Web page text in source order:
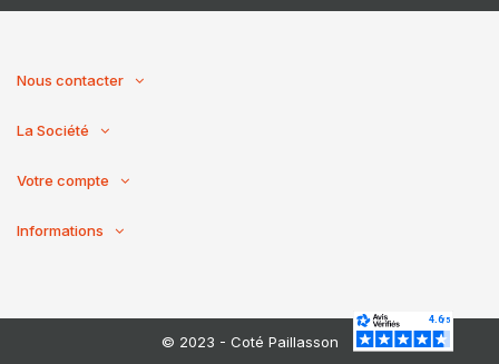
Nous contacter
La Société
Votre compte
Informations
© 2023 - Coté Paillasson